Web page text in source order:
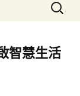
尋
鍵
字:
智慧生活